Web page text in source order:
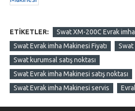
ETIKETLER:
Swat XM-200C Evrak
Swat Evrak imha Makinesi Fiyatı
Swat
Swat kurumsal satış noktası
Swat Evrak imha Makinesi satış noktası
Swat Evrak imha Makinesi servis